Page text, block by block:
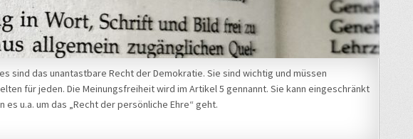
sind das unantastbare Recht der Demokratie. Sie sind wichtig und müssen
für jeden. Die Meinungsfreiheit wird im Artikel 5 gennannt. Sie kann eingeschränkt
u.a. um das „Recht der persönliche Ehre“ geht.